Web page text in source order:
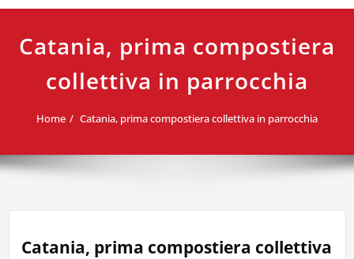
Catania, prima compostiera
collettiva in parrocchia
Home Catania, prima compostiera collettiva in parrocchia
Catania, prima compostiera collettiva